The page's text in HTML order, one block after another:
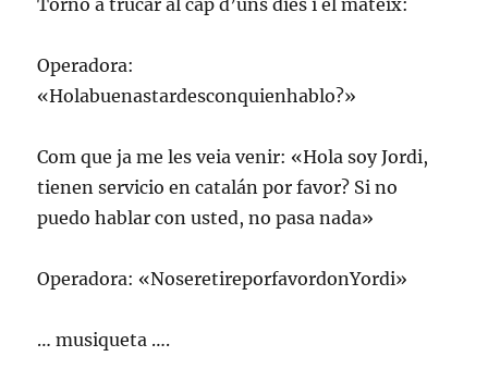
Torno a trucar al cap d’uns dies i el mateix:
Operadora:
«Holabuenastardesconquienhablo?»
Com que ja me les veia venir: «Hola soy Jordi,
tienen servicio en catalán por favor? Si no
puedo hablar con usted, no pasa nada»
Operadora: «NoseretireporfavordonYordi»
… musiqueta ….